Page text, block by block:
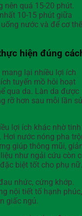
nên quá 15-20 phút.
10-15 phút giữa
nước và để cơ thể
hiện đúng
lại nhiều lợi ích
tuyến mồ hôi hoạt
qua da. Làn da được
rỡ hơn sau mỗi lần
lợi ích khác nhờ tinh
nước nóng pha
giúp thông mũi,
như ngải cứu còn
biệt tốt cho phụ nữ.
nhức, cứng khớp.
nội tiết tố hạnh phúc,
giấc ngủ.